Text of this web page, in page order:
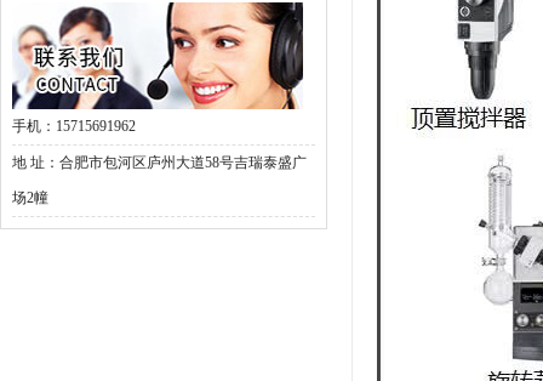
手机：15715691962
地 址：合肥市包河区庐州大道58号吉瑞泰盛广
场2幢